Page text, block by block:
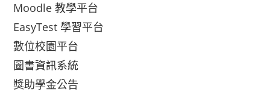
Moodle 教學平台
EasyTest 學習平台
數位校園平台
圖書資訊系統
獎助學金公告